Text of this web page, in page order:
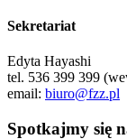
Sekretariat
Edyta Hayashi
tel. 536 399 399
email: biuro@fzz.pl
Spotkajmy się